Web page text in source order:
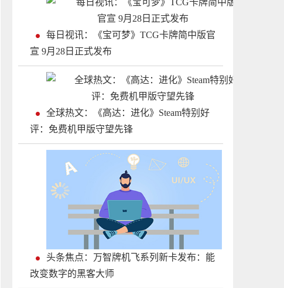
每日视讯：《宝可梦》TCG卡牌简中版官
宣 9月28日正式发布
全球热文：《高达：进化》Steam特别好
评：免费机甲版守望先锋
头条焦点：万智牌机飞系列新卡发布：能
改变数字的黑客大师